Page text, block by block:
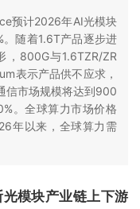
预计2026年AI光模块
随着1.6T产品逐步进
，800G与1.6TZR/ZR
表示产品供不应求，
信市场规模将达到900
。全球算力市场价格
年以来，全球算力需
模块产业链上下游